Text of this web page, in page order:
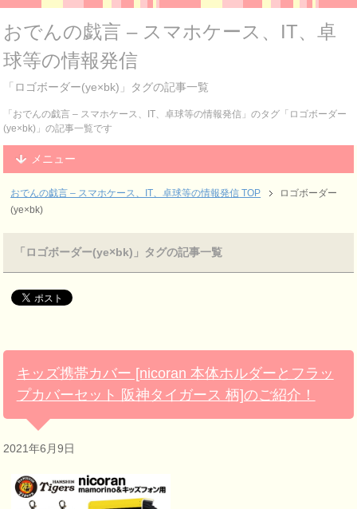
おでんの戯言 – スマホケース、IT、卓
球等の情報発信
「ロゴボーダー(ye×bk)」タグの記事一覧
「おでんの戯言 – スマホケース、IT、卓球等の情報発信」のタグ「ロゴボーダー
(ye×bk)」の記事一覧です
メニュー
おでんの戯言 – スマホケース、IT、卓球等の情報発信 TOP
ロゴボーダー
(ye×bk)
「ロゴボーダー(ye×bk)」タグの記事一覧
キッズ携帯カバー [nicoran 本体ホルダーとフラッ
プカバーセット 阪神タイガース 柄]のご紹介！
2021年6月9日